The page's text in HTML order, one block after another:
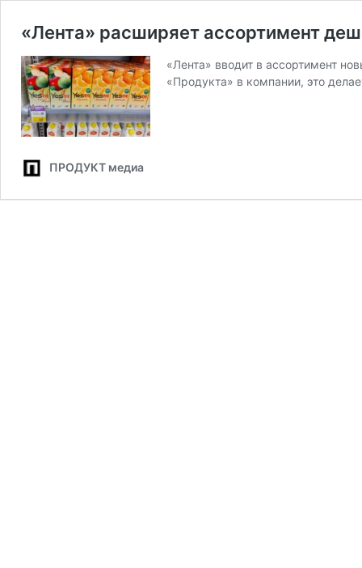
«Лента» расширяет ассортимент
«Лента» вводит в ассортимент
«Продукта» в компании, это
ПРОДУКТ медиа